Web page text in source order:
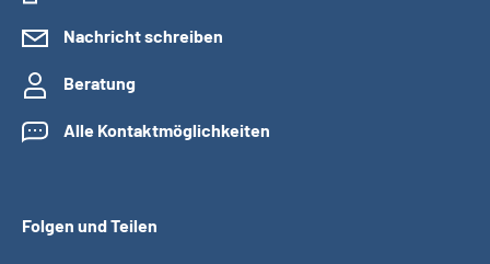
Nachricht schreiben
Beratung
Alle Kontaktmöglichkeiten
Folgen und Teilen